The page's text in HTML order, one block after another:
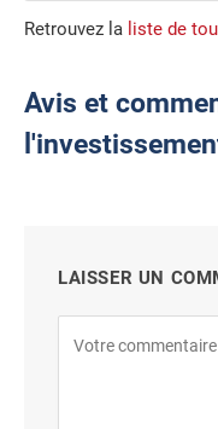
Retrouvez la liste de
Avis et
LAISSER UN